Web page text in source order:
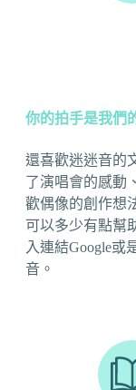
你的拍手是我們
還喜歡迷迷音的
了演唱會的感動
歡偶像的創作想
可以多少有點幫
入連結Google或
音。